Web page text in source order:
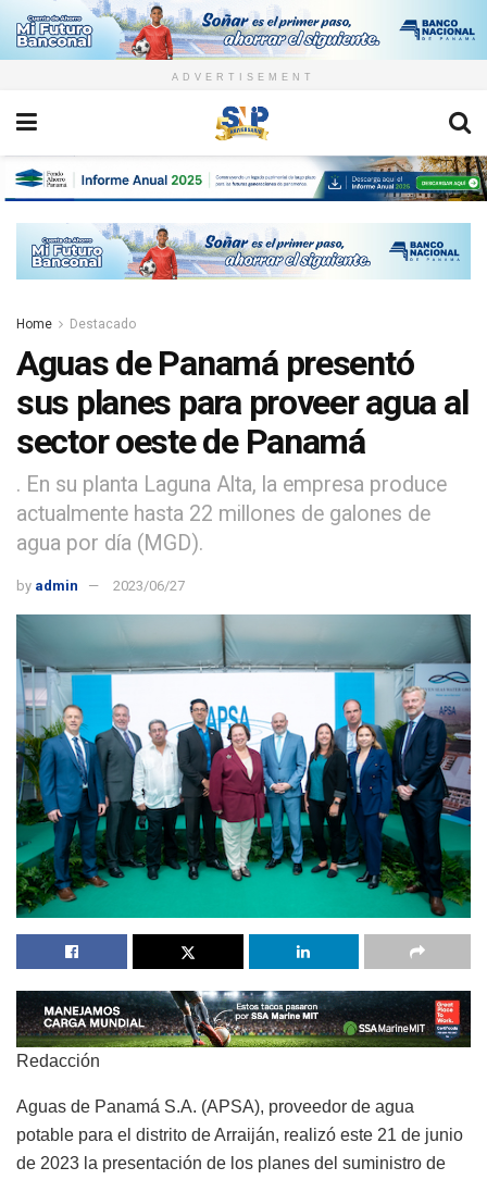
ADVERTISEMENT
Home Destacado
Aguas de Panamá presentó
sus planes para proveer agua al
sector oeste de Panamá
. En su planta Laguna Alta, la empresa produce
actualmente hasta 22 millones de galones de
agua por día (MGD).
by admin 2023/06/27
Redacción
Aguas de Panamá S.A. (APSA), proveedor de agua
potable para el distrito de Arraiján, realizó este 21 de junio
de 2023 la presentación de los planes del suministro de